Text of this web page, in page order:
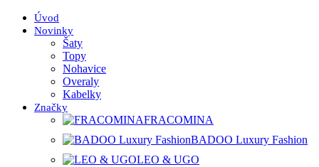
Úvod
Novinky
Šaty
Topy
Nohavice
Overaly
Kabelky
Značky
FRACOMINA
BADOO Luxury Fashion
LEO & UGO